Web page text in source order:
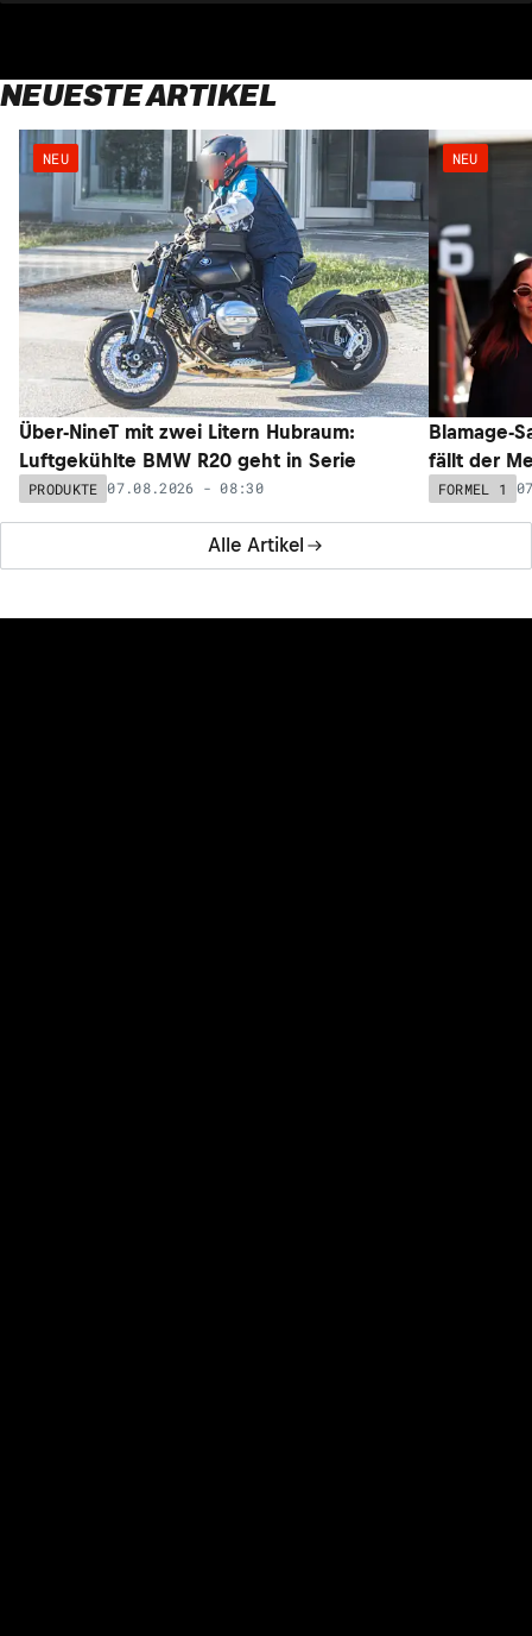
NEUESTE ARTIKEL
Alle Artikel
NEU
Über-NineT mit zwei Litern Hubraum:
Luftgekühlte BMW R20 geht in Serie
PRODUKTE 07.08.2026 - 08:30
NEU
Blamage-
fällt der
FORMEL 1